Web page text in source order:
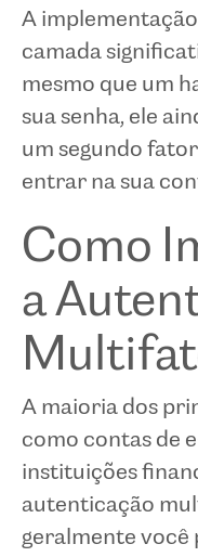
A
camada
mesmo que um
sua senha, ele
um segundo
entrar na sua
Como
a
A maioria dos
como contas de
instituições
autenticação
geralmente você